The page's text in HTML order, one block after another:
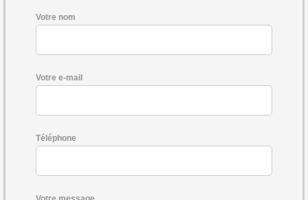
Votre nom
Votre e-mail
Téléphone